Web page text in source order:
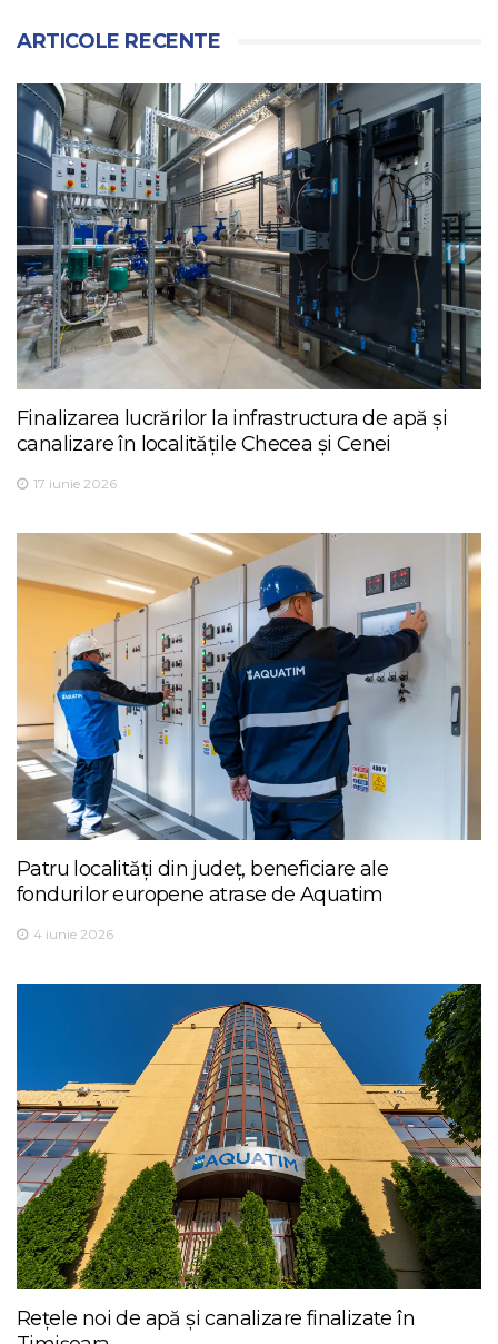
ARTICOLE RECENTE
Finalizarea lucrărilor la infrastructura de apă și
canalizare în localitățile Checea și Cenei
17 iunie 2026
Patru localități din județ, beneficiare ale
fondurilor europene atrase de Aquatim
4 iunie 2026
Rețele noi de apă și canalizare finalizate în